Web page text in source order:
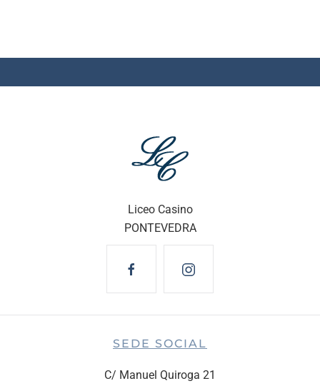
Liceo Casino
PONTEVEDRA
SEDE SOCIAL
C/ Manuel Quiroga 21